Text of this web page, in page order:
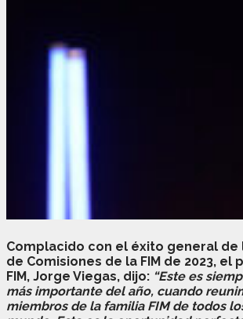
Complacido con el éxito general de
de Comisiones de la FIM de 2023, el
FIM, Jorge Viegas, dijo: “Este es
más importante del año, cuando
miembros de la familia FIM de todos